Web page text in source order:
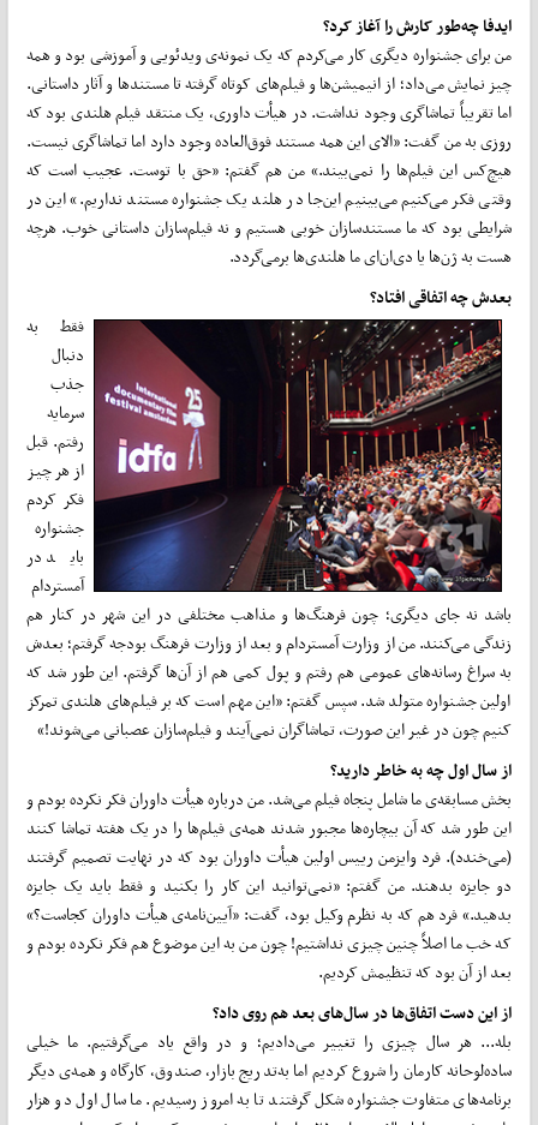
ایدفا چه‌طور کارش را آغاز کرد؟
من برای جشنواره دیگری کار می‌کردم که یک نمونه‌ی ویدئویی و آموزشی بود و همه
چیز نمایش می‌داد؛ از انیمیشن‌ها و فیلم‌های کوتاه گرفته تا مستندها و آثار داستانی.
اما تقریباً تماشاگری وجود نداشت. در هیأت داوری، یک منتقد فیلم هلندی بود که
روزی به من گفت: «الای این همه مستند فوق‌العاده وجود دارد اما تماشاگری نیست.
هیچ‌کس این فیلم‌ها را نمی‌بیند.» من هم گفتم: «حق با توست. عجیب است که
وقتی فکر می‌کنیم می‌بینیم این‌جا در هلند یک جشنواره مستند نداریم.» این در
شرایطی بود که ما مستندسازان خوبی هستیم و نه فیلم‌سازان داستانی خوب. هرچه
هست به ژن‌ها یا دی‌ان‌ای ما هلندی‌ها برمی‌گردد.
بعدش چه اتفاقی افتاد؟
فقط به
دنبال
جذب
سرمایه
رفتم. قبل
از هر چیز
فکر کردم
جشنواره
باید در
آمستردام
باشد نه جای دیگری؛ چون فرهنگ‌ها و مذاهب مختلفی در این شهر در کنار هم
زندگی می‌کنند. من از وزارت آمستردام و بعد از وزارت فرهنگ بودجه گرفتم؛ بعدش
به سراغ رسانه‌های عمومی هم رفتم و پول کمی هم از آن‌ها گرفتم. این طور شد که
اولین جشنواره متولد شد. سپس گفتم: «این مهم است که بر فیلم‌های هلندی تمرکز
کنیم چون در غیر این صورت، تماشاگران نمی‌آیند و فیلم‌سازان عصبانی می‌شوند!»
از سال اول چه به خاطر دارید؟
بخش مسابقه‌ی ما شامل پنجاه فیلم می‌شد. من درباره هیأت داوران فکر نکرده بودم و
این طور شد که آن بیچاره‌ها مجبور شدند همه‌ی فیلم‌ها را در یک هفته تماشا کنند
(می‌خندد). فرد وایزمن رییس اولین هیأت داوران بود که در نهایت تصمیم گرفتند
دو جایزه بدهند. من گفتم: «نمی‌توانید این کار را بکنید و فقط باید یک جایزه
بدهید.» فرد هم که به نظرم وکیل بود، گفت: «آیین‌نامه‌ی هیأت داوران کجاست؟»
که خب ما اصلاً چنین چیزی نداشتیم! چون من به این موضوع هم فکر نکرده بودم و
بعد از آن بود که تنظیمش کردیم.
از این دست اتفاق‌ها در سال‌های بعد هم روی داد؟
بله... هر سال چیزی را تغییر می‌دادیم؛ و در واقع یاد می‌گرفتیم. ما خیلی
ساده‌لوحانه کارمان را شروع کردیم اما به‌تدریج بازار، صندوق، کارگاه و همه‌ی دیگر
برنامه‌های متفاوت جشنواره شکل گرفتند تا به امروز رسیدیم. ما سال اول دو هزار